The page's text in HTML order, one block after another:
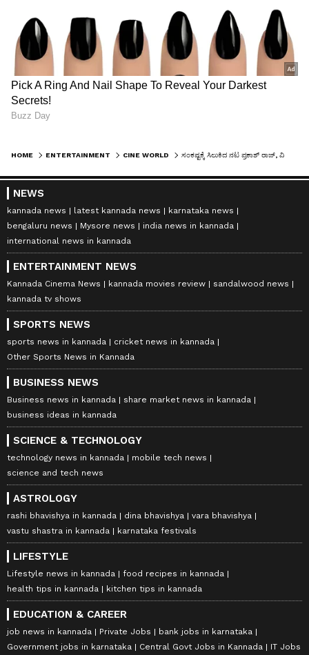
HOME ENTERTAINMENT CINE WORLD
NEWS
kannada news latest kannada news
karnataka news
bengaluru news
Mysore news
india news in kannada
international news in kannada
ENTERTAINMENT NEWS
Kannada Cinema News kannada movies review
sandalwood news
kannada tv shows
SPORTS NEWS
sports news in kannada
cricket news in kannada
Other Sports News in Kannada
BUSINESS NEWS
Business news in kannada
share market news in kannada
business ideas in kannada
SCIENCE & TECHNOLOGY
technology news in kannada
mobile tech news
science and tech news
ASTROLOGY
rashi bhavishya in kannada dina bhavishya
vara bhavishya
vastu shastra in kannada
karnataka festivals
LIFESTYLE
Lifestyle news in kannada
food recipes in kannada
health tips in kannada
kitchen tips in kannada
EDUCATION & CAREER
job news in kannada Private Jobs
bank jobs in karnataka
Government jobs in karnataka
Central Govt Jobs in Kannada IT Jobs